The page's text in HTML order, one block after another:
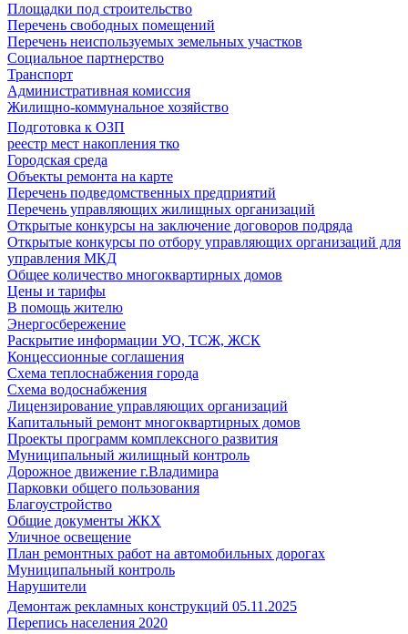
Площадки под строительство
Перечень свободных помещений
Перечень неиспользуемых земельных участков
Социальное партнерство
Транспорт
Административная комиссия
Жилищно-коммунальное хозяйство
Подготовка к ОЗП
реестр мест накопления тко
Городская среда
Объекты ремонта на карте
Перечень подведомственных предприятий
Перечень управляющих жилищных организаций
Открытые конкурсы на заключение договоров подряда
Открытые конкурсы по отбору управляющих организаций для
управления МКД
Общее количество многоквартирных домов
Цены и тарифы
В помощь жителю
Энергосбережение
Раскрытие информации УО, ТСЖ, ЖСК
Концессионные соглашения
Схема теплоснабжения города
Схема водоснабжения
Лицензирование управляющих организаций
Капитальный ремонт многоквартирных домов
Проекты программ комплексного развития
Муниципальный жилищный контроль
Дорожное движение г.Владимира
Парковки общего пользования
Благоустройство
Общие документы ЖКХ
Уличное освещение
План ремонтных работ на автомобильных дорогах
Муниципальный контроль
Нарушители
Демонтаж рекламных конструкций 05.11.2025
Перепись населения 2020